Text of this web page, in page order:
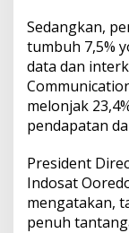
Sedangkan,
tumbuh 7,5%
data dan
melonjak
pendapatan
President
Indosat
mengatakan,
penuh